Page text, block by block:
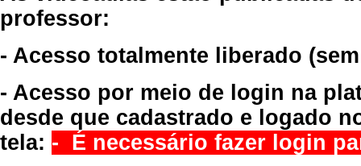
professor:
- Acesso totalmente liberado
- Acesso por meio de login na
desde que cadastrado e logado
tela: - É necessário fazer login